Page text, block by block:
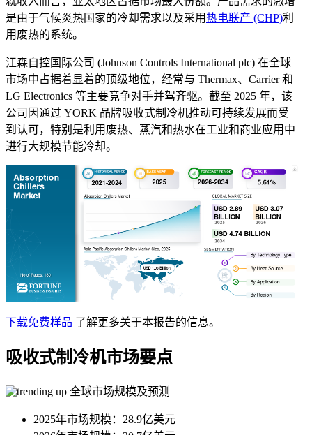
是由于气候炎热国家的冷却需求以及采用热电联产 (CHP)利
用废热的系统。
江森自控国际公司 (Johnson Controls International plc) 在全球
市场中占据着显着的顶级地位，经常与 Thermax、Carrier 和
LG Electronics 等主要竞争对手并驾齐驱。截至 2025 年，该
公司因通过 YORK 品牌吸收式制冷机推动可持续发展而受
到认可，特别是利用废热、蒸汽和热水在工业和商业应用中
进行大规模节能冷却。
下载免费样品 了解更多关于本报告的信息。
吸收式制冷机市场要点
全球市场规模及预测
2025年市场规模：28.9亿美元